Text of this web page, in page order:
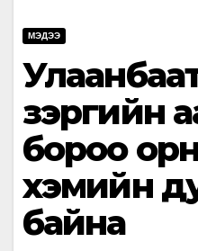
МЭДЭЭ
зэргийн
бороо орно,
хэмийн
байна